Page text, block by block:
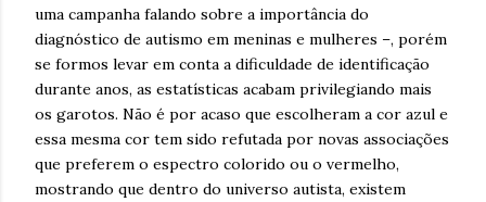
uma campanha falando sobre a importância do
diagnóstico de autismo em meninas e mulheres –, porém
se formos levar em conta a dificuldade de identificação
durante anos, as estatísticas acabam privilegiando mais
os garotos. Não é por acaso que escolheram a cor azul e
essa mesma cor tem sido refutada por novas associações
que preferem o espectro colorido ou o vermelho,
mostrando que dentro do universo autista, existem